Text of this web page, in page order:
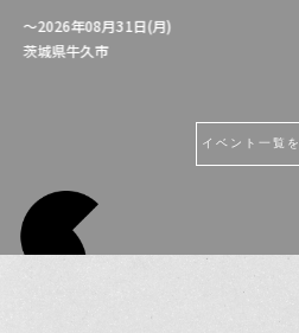
〜2026年08月31日(月)
茨城県牛久市
イベント一覧